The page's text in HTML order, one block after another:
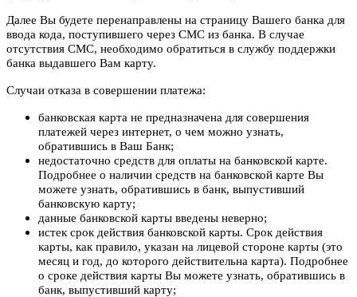
Далее Вы будете перенаправлены на страницу Вашего банка для
ввода кода, поступившего через СМС из банка. В случае
отсутствия СМС, необходимо обратиться в службу поддержки
банка выдавшего Вам карту.
Случаи отказа в совершении платежа:
банковская карта не предназначена для совершения
платежей через интернет, о чем можно узнать,
обратившись в Ваш Банк;
недостаточно средств для оплаты на банковской карте.
Подробнее о наличии средств на банковской карте Вы
можете узнать, обратившись в банк, выпустивший
банковскую карту;
данные банковской карты введены неверно;
истек срок действия банковской карты. Срок действия
карты, как правило, указан на лицевой стороне карты (это
месяц и год, до которого действительна карта). Подробнее
о сроке действия карты Вы можете узнать, обратившись в
банк, выпустивший карту;